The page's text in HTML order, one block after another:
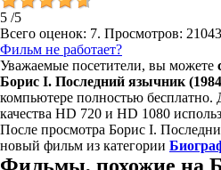
5 /5
Всего оценок: 7. Просмотров: 21043
Фильм не работает?
Уважаемые посетители, вы можете
Борис I. Последний язычник
компьютере полностью бесплатно.
качества HD 720 и HD 1080
После просмотра Борис I.
новый фильм из категории